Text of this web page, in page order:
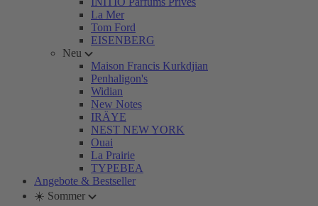
La Mer
Tom Ford
EISENBERG
Neu
Maison Francis Kurkdjian
Penhaligon's
Widian
New Notes
IRÄYE
NEST NEW YORK
Ouai
La Prairie
TYPEBEA
Angebote & Bestseller
☀️ Sommer